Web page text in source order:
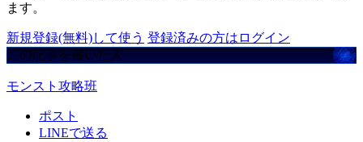
ます。
新規登録(無料)して使う 登録済みの方はログイン
この記事を書いた人
モンスト攻略班
ポスト
LINEで送る